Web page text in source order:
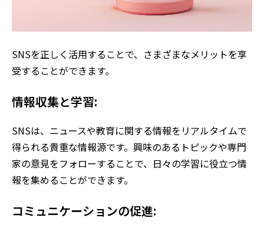
SNSを正しく活用することで、さまざまなメリットを享
受することができます。
情報収集と学習:
SNSは、ニュースや教育に関する情報をリアルタイムで
得られる貴重な情報源です。興味のあるトピックや専門
家の意見をフォローすることで、日々の学習に役立つ情
報を集めることができます。
コミュニケーションの促進: